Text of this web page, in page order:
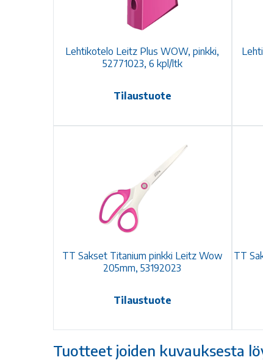
Lehtikotelo Leitz Plus WOW, pinkki,
52771023, 6 kpl/ltk
Tilaustuote
TT Sakset Titanium pinkki Leitz Wow
205mm, 53192023
Tilaustuote
TT
Tuotteet joiden kuvauksesta